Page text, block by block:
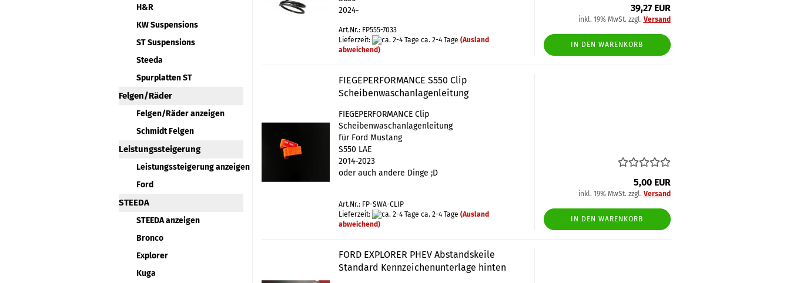
H&R
KW Suspensions
ST Suspensions
Steeda
Spurplatten ST
Felgen/Räder
Felgen/Räder anzeigen
Schmidt Felgen
Leistungssteigerung
Leistungssteigerung anzeigen
Ford
STEEDA
STEEDA anzeigen
Bronco
Explorer
Kuga
2024-
Art.Nr.: FP555-7033
Lieferzeit:
ca. 2-4 Tage (Ausland
abweichend)
39,27 EUR
inkl. 19% MwSt. zzgl. Versand
IN DEN WARENKORB
FIEGEPERFORMANCE S550 Clip
Scheibenwaschanlagenleitung
FIEGEPERFORMANCE Clip
Scheibenwaschanlagenleitung
für Ford Mustang
S550 LAE
2014-2023
oder auch andere Dinge ;D
Art.Nr.: FP-SWA-CLIP
Lieferzeit:
ca. 2-4 Tage (Ausland
abweichend)
5,00 EUR
inkl. 19% MwSt. zzgl. Versand
IN DEN WARENKORB
FORD EXPLORER PHEV Abstandskeile
Standard Kennzeichenunterlage hinten